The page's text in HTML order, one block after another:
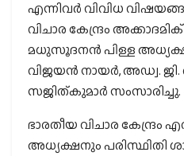
എന്നിവര്‍ വിവിധ
വിചാര കേന്ദ്രം
മധുസൂദനന്‍ പിള്ള
വിജയന്‍ നായര്‍, അഡ്വ.
സജിത്കുമാര്‍ സംസാരിച്ചു.
ഭാരതീയ വിചാര കേന്ദ്രം
അധ്യക്ഷനും പരിസ്ഥിതി